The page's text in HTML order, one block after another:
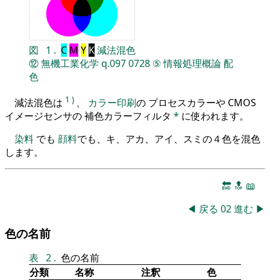
図 1 . C M Y K減法混色
⑫無機工業化学 q.0970728 ⑤情報処理概論配
色
減法混色は 1 ) 、 カラー印刷の プロセスカラーや CMOS
イメージセンサの 補色カラーフィルタ * に使われます。
染料 でも 顔料でも、キ、アカ、アイ、スミの４色を混色
します。
🔚 🔝 📖
◀ 戻る 02進む ▶
色の名前
表 2 . 色の名前
分類
名称 注釈
色